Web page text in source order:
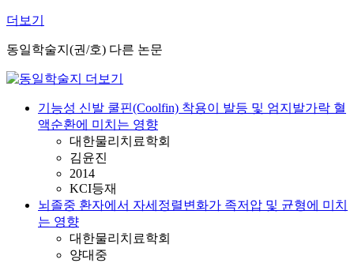
더보기
동일학술지(권/호) 다른 논문
기능성 신발 쿨핀(Coolfin) 착용이 발등 및 엄지발가락 혈
액순환에 미치는 영향
대한물리치료학회
김윤진
2014
KCI등재
뇌졸중 환자에서 자세정렬변화가 족저압 및 균형에 미치
는 영향
대한물리치료학회
양대중